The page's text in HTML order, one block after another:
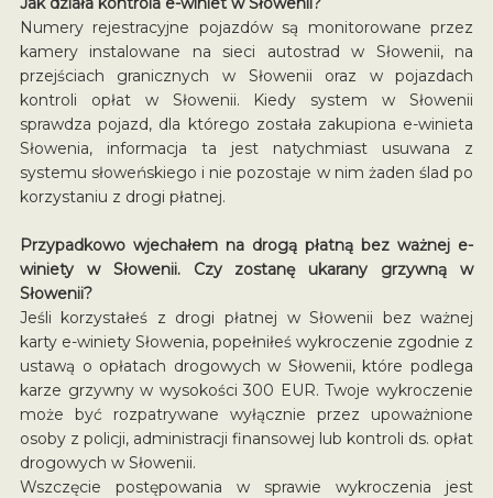
Numery rejestracyjne pojazdów są monitorowane przez
kamery instalowane na sieci autostrad w Słowenii, na
przejściach granicznych w Słowenii oraz w pojazdach
kontroli opłat w Słowenii. Kiedy system w Słowenii
sprawdza pojazd, dla którego została zakupiona e-winieta
Słowenia, informacja ta jest natychmiast usuwana z
systemu słoweńskiego i nie pozostaje w nim żaden ślad po
korzystaniu z drogi płatnej.
Przypadkowo wjechałem na drogą płatną bez ważnej e-
winiety w Słowenii. Czy zostanę ukarany grzywną w
Słowenii?
Jeśli korzystałeś z drogi płatnej w Słowenii bez ważnej
karty e-winiety Słowenia, popełniłeś wykroczenie zgodnie z
ustawą o opłatach drogowych w Słowenii, które podlega
karze grzywny w wysokości 300 EUR. Twoje wykroczenie
może być rozpatrywane wyłącznie przez upoważnione
osoby z policji, administracji finansowej lub kontroli ds. opłat
drogowych w Słowenii.
Wszczęcie postępowania w sprawie wykroczenia jest